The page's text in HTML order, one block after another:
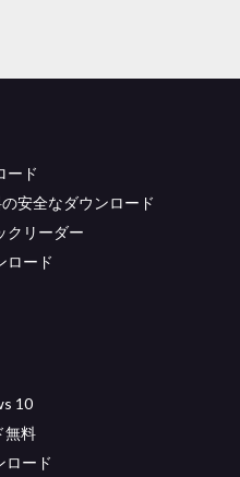
ード
安全なダウンロード
クリーダー
ロード
10
無料
ロード